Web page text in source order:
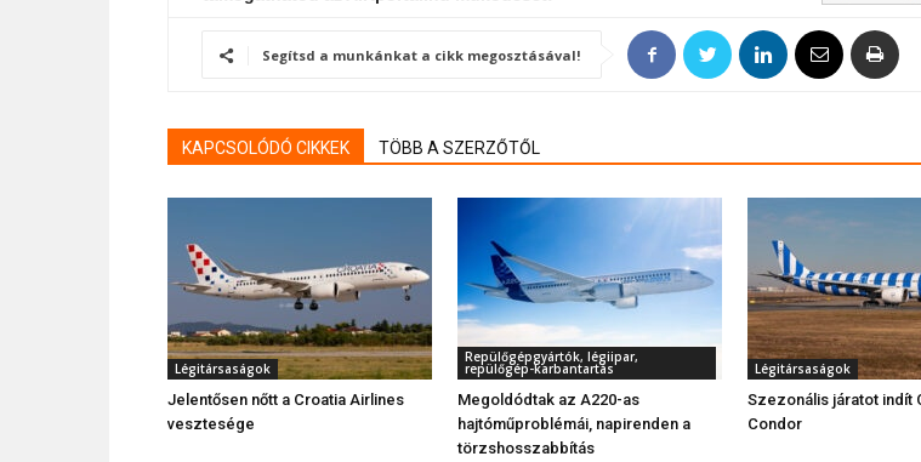
Segítsd a munkánkat a cikk megosztásával!
KAPCSOLÓDÓ CIKKEK TÖBB A SZERZŐTŐL
Légitársaságok
Jelentősen nőtt a Croatia Airlines
vesztesége
Repülőgépgyártók, légiipar,
repülőgép-karbantartás
Megoldódtak az A220-as
hajtóműproblémái, napirenden a
törzshosszabbítás
Légitársaságok
Szezonális járatot indít
Condor